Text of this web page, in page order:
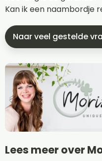
Kan ik een naambordje
Naar veel gestelde
Lees meer over